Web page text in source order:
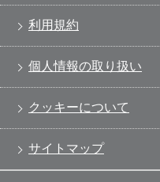
利用規約
個人情報の取り扱い
クッキーについて
サイトマップ